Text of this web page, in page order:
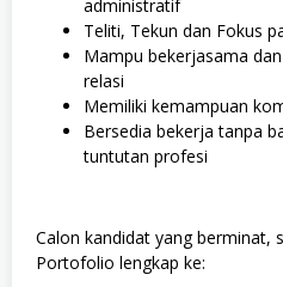
administratif
Teliti, Tekun dan Fokus
Mampu bekerjasama
relasi
Memiliki kemampuan
Bersedia bekerja tanpa
tuntutan profesi
Calon kandidat yang berminat,
Portofolio lengkap ke: